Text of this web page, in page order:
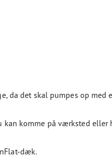
da det skal pumpes op med
kan komme på værksted eller
dæk.